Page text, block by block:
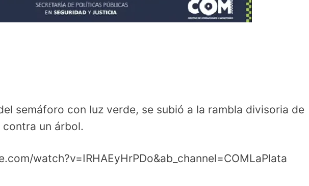
semáforo con luz verde, se subió a la rambla divisoria de
un árbol.
watch?v=IRHAEyHrPDo&ab_channel=COMLaPlata